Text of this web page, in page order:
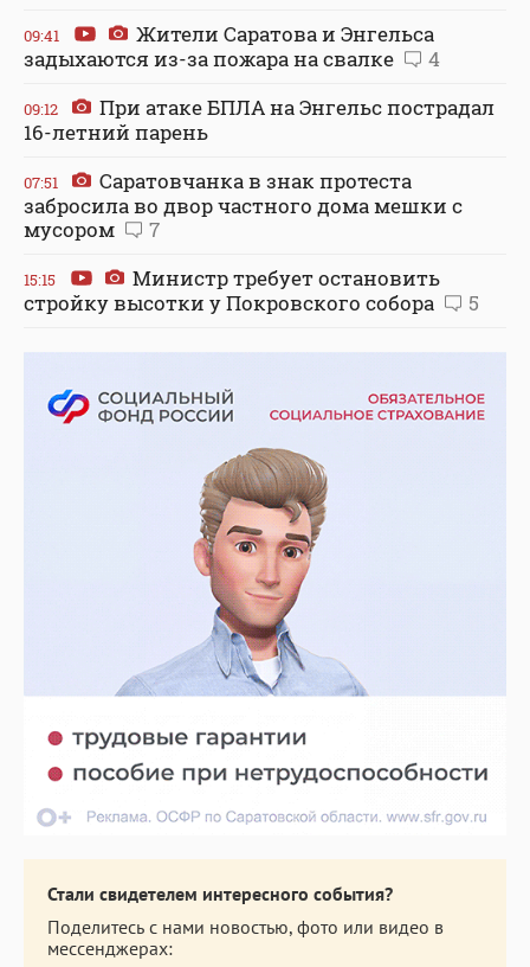
09:41
Жители Саратова и Энгельса
задыхаются из-за пожара на свалке
4
09:12
При атаке БПЛА на Энгельс пострадал
16-летний парень
07:51
Саратовчанка в знак протеста
забросила во двор частного дома мешки с
мусором
7
15:15
Министр требует остановить
стройку высотки у Покровского собора
5
Стали свидетелем интересного события?
Поделитесь с нами новостью, фото или видео в
мессенджерах: